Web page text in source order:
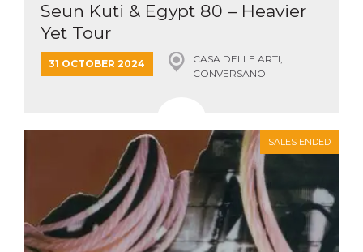
Seun Kuti & Egypt 80 – Heavier
Yet Tour
31 OCTOBER 2024
CASA DELLE ARTI,
CONVERSANO
SALES ENDED